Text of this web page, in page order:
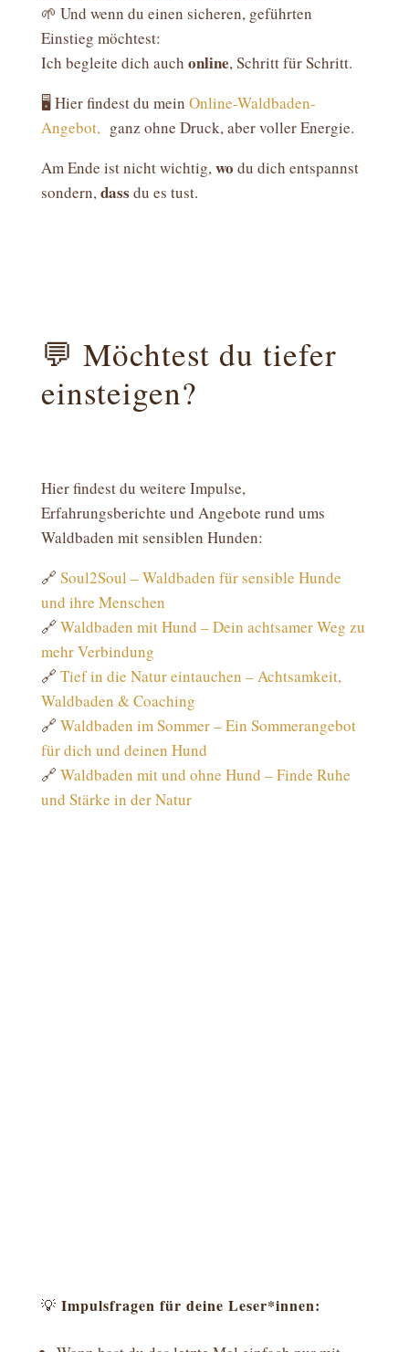
🌱 Und wenn du einen sicheren, geführten
Einstieg möchtest:
Ich begleite dich auch online, Schritt für Schritt.
🖥️ Hier findest du mein Online-Waldbaden-
Angebot, ganz ohne Druck, aber voller Energie.
Am Ende ist nicht wichtig,wo du dich entspannst
sondern,dass du es tust.
💬 Möchtest du tiefer
einsteigen?
Hier findest du weitere Impulse,
Erfahrungsberichte und Angebote rund ums
Waldbaden mit sensiblen Hunden:
🔗 Soul2Soul – Waldbaden für sensible Hunde
und ihre Menschen
🔗 Waldbaden mit Hund – Dein achtsamer Weg zu
mehr Verbindung
🔗 Tief in die Natur eintauchen – Achtsamkeit,
Waldbaden & Coaching
🔗 Waldbaden im Sommer – Ein Sommerangebot
für dich und deinen Hund
🔗 Waldbaden mit und ohne Hund – Finde Ruhe
und Stärke in der Natur
💡 Impulsfragen für deine Leser*innen: